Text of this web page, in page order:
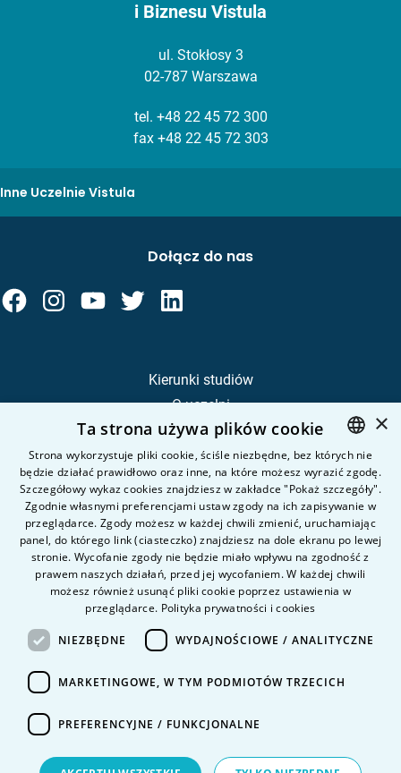
i Biznesu Vistula
ul. Stokłosy 3
02-787 Warszawa
tel. +48 22 45 72 300
fax +48 22 45 72 303
Inne Uczelnie Vistula
Kierunki studiów
O uczelni
Kandydat
Student
Nauka i badania
Intranet
Pytania i odpowiedzi
Kontakt
Kariera na uczelni
Dane Osobowe
Dołącz do nas
POLISH
ENGLISH
×
Ta strona używa plików cookie
Strona wykorzystuje pliki cookie, ściśle niezbędne, bez których nie
będzie działać prawidłowo oraz inne, na które możesz wyrazić zgodę.
Szczegółowy wykaz cookies znajdziesz w zakładce "Pokaż szczegóły".
Zgodnie własnymi preferencjami ustaw zgody na ich zapisywanie w
przeglądarce. Zgody możesz w każdej chwili zmienić, uruchamiając
panel, do którego link (ciasteczko) znajdziesz na dole ekranu po lewej
stronie. Wycofanie zgody nie będzie miało wpływu na zgodność z
prawem naszych działań, przed jej wycofaniem. W każdej chwili
możesz również usunąć pliki cookie poprzez ustawienia w
przeglądarce. Polityka prywatności i cookies
NIEZBĘDNE WYDAJNOŚCIOWE / ANALITYCZNE
MARKETINGOWE, W TYM PODMIOTÓW TRZECICH
PREFERENCYJNE / FUNKCJONALNE